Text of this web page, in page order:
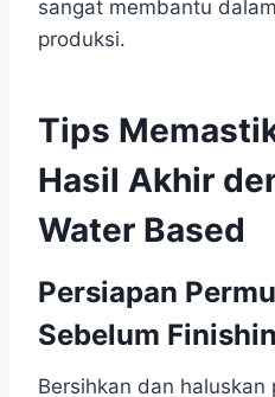
sangat membantu
produksi.
Tips
Hasil Akhir
Water Based
Persiapan
Sebelum
Bersihkan dan haluskan